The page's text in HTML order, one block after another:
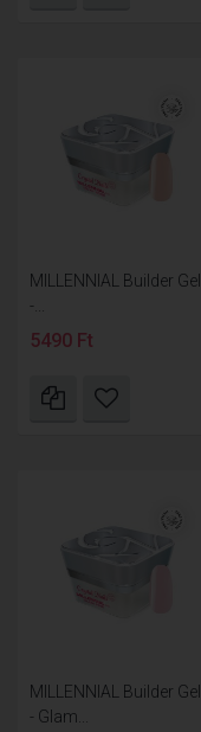
MILLENNIAL Builder Gel
-...
5490 Ft
MILLENNIAL Builder Gel
- Glam...